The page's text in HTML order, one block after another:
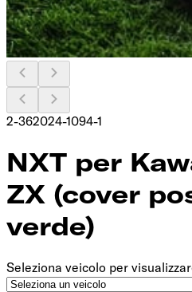
2-362024-1094-1
NXT per
ZX (cover
verde)
Seleziona veicolo per